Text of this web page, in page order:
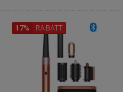
17% RABATT